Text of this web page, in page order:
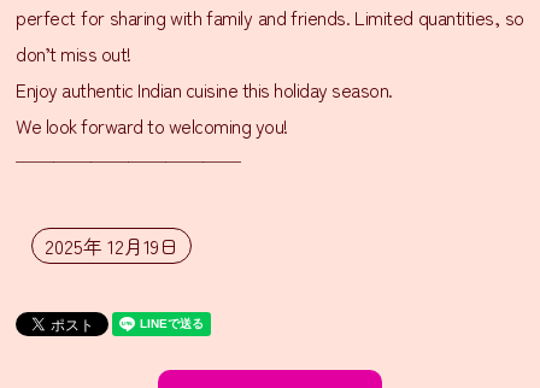
ち
登
録
イ
ム
perfect for sharing with family and friends. Limited quantities, so
don’t miss out!
Enjoy authentic Indian cuisine this holiday season.
We look forward to welcoming you!
────────────
2025年 12月19日